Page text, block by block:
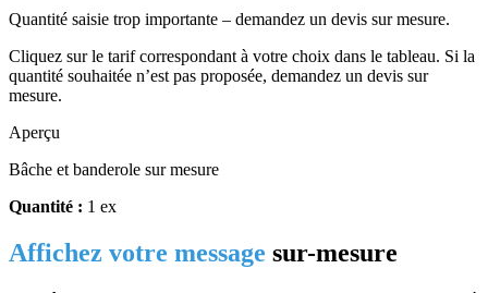
Quantité saisie trop importante – demandez un devis sur mesure.
Cliquez sur le tarif correspondant à votre choix dans le tableau. Si la
quantité souhaitée n’est pas proposée, demandez un devis sur
mesure.
Aperçu
Bâche et banderole sur mesure
Quantité : 1 ex
Affichez votre message sur-mesure